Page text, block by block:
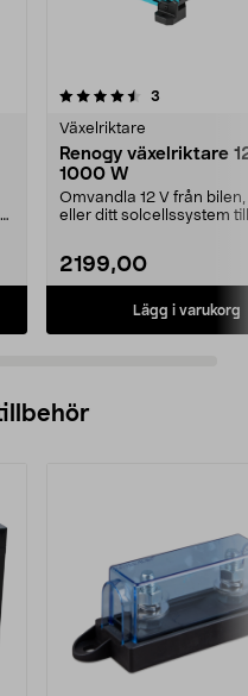
3
Växelriktare
Renogy växelriktare
1000 W
Omvandla 12 V från
eller ditt solcellssystem
2199,00
Lägg i varukorg
5.0 av 5 stjärnor